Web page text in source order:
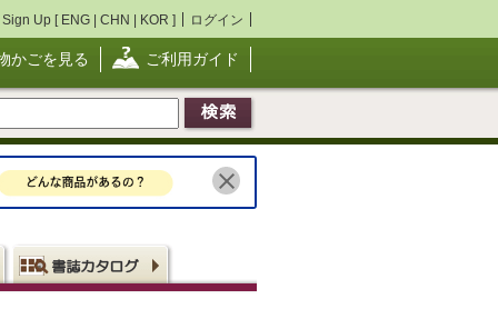
Sign Up [ ENG | CHN | KOR ] ログイン
かごを見る ご利用ガイド